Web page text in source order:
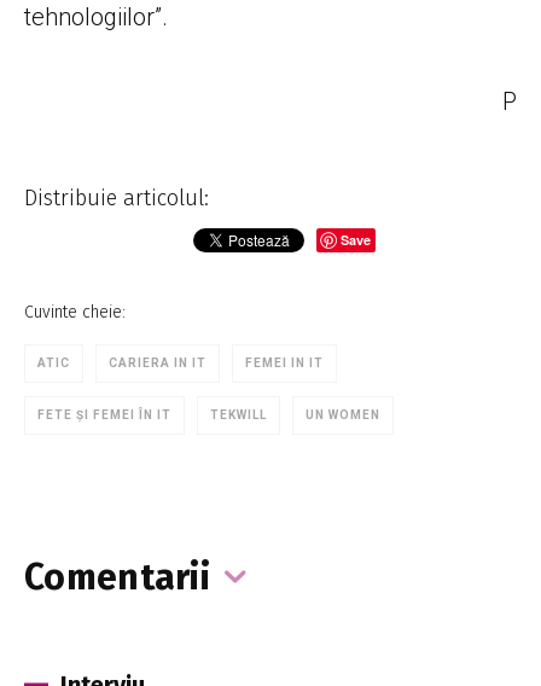
tehnologiilor”.
P
Distribuie articolul:
Save
Cuvinte cheie:
ATIC CARIERA IN IT FEMEI IN IT
FETE ȘI FEMEI ÎN IT TEKWILL UN WOMEN
Comentarii